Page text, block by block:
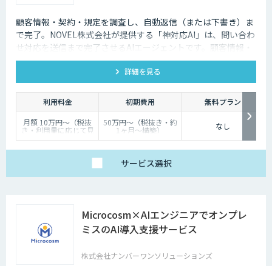
企業がチャットボットを導入するメリットは以下3つが挙げられます。
・24時間365日対応できる
チャットボットを導入することで得られる最大のメリットは、24時間365
日対応できるという点です。スマートフォンの普及に伴い、ユーザーはい
つでもインターネット検索を行えるようになりました。そのため現在は、
深夜に「この商品についてもっと詳しく知りたい」と思い立つケースも少
なくないのです。
そのような場合に、チャットボットを設置しておけば、ユーザーの疑問を
ます。低コストで問い合わせ対応の環境を整えられるという点は大きなメ
リットといえるでしょう。
ユーザーから似たような問い合わせが頻繁に寄せられることは決して珍し
くありません。その質問に毎回担当者が回答していくのは、決して効率的
とはいえないでしょう。その点、チャットボットであれば問い合わせ対応
を自動化できるため、従業員は他の業務へ力を注ぐことが可能になりま
顧客情報・契約・規定を調査し、自動返信（または下書き）ま
で完了。NOVEL株式会社が提供する「神対応AI」は、問い合わ
せ対応を送信まで完了させるAIエージェントです。顧客情報・
契約・規定を突き合わせて回答を数十秒で作成し、自動送信か
下書き止めかを選べます。
詳細を見る
利用料金 初期費用
無料プラン
月額 10万円〜（税抜
き・利用量に応じて見
積り）
50万円〜（税抜き・約
1ヶ月〜構築） なし
サービス選択
Microcosm×AIエンジニアでオンプレ
ミスのAI導入支援サービス
株式会社ナンバーワンソリューションズ